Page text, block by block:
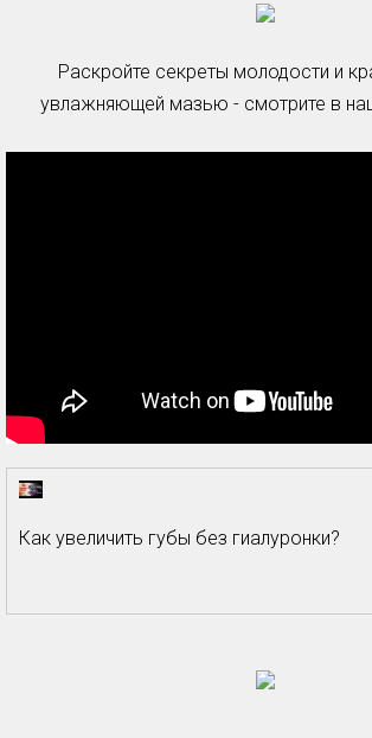
Раскройте секреты молодости и
увлажняющей мазью - смотрите в
Как увеличить губы без гиалуронки?